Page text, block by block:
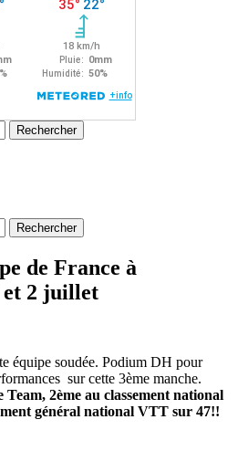
de France à
et 2 juillet
équipe soudée. Podium DH pour
sur cette 3ème manche.
2ème au classement national
général national VTT sur 47!!